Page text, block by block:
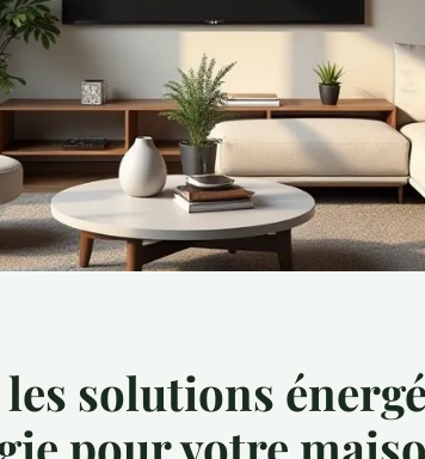
solutions